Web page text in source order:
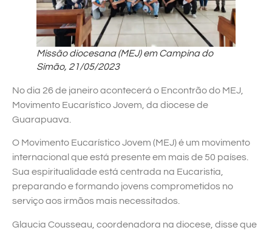
Missão diocesana (MEJ) em Campina do
Simão, 21/05/2023
No dia 26 de janeiro acontecerá o Encontrão do MEJ,
Movimento Eucarístico Jovem, da diocese de
Guarapuava.
O Movimento Eucarístico Jovem (MEJ) é um movimento
internacional que está presente em mais de 50 países.
Sua espiritualidade está centrada na Eucaristia,
preparando e formando jovens comprometidos no
serviço aos irmãos mais necessitados.
Glaucia Cousseau, coordenadora na diocese, disse que